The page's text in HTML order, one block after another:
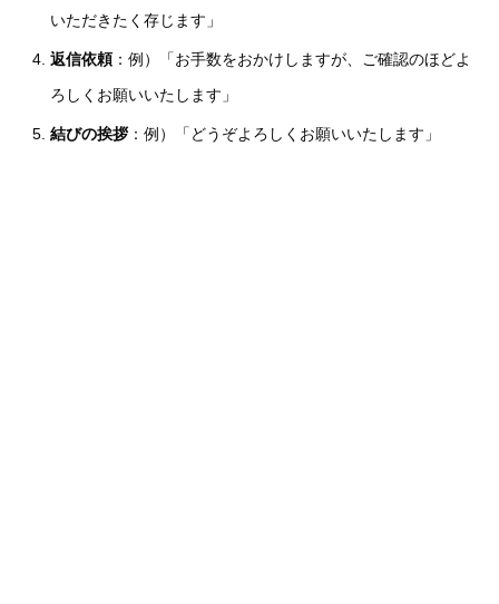
いただきたく存じます」
返信依頼：例）「お手数をおかけしますが、ご確認のほどよ
ろしくお願いいたします」
結びの挨拶：例）「どうぞよろしくお願いいたします」